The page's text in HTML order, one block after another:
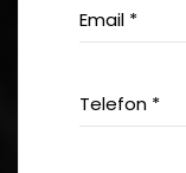
Email *
Telefon *